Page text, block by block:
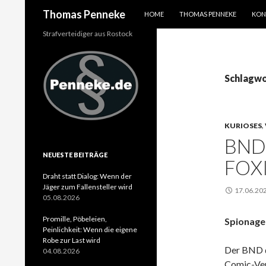
Thomas Penneke
HOME
THOMAS PENNEKE
KURIOSES,
Der BND
Strafverteidiger aus Rostock
NEUESTE BEITRÄGE
Draht statt Dialog: Wenn der
Jäger zum Fallensteller wird
05.08.2026
Promille, Pöbeleien,
Peinlichkeit: Wenn die eigene
Robe zur Last wird
04.08.2026